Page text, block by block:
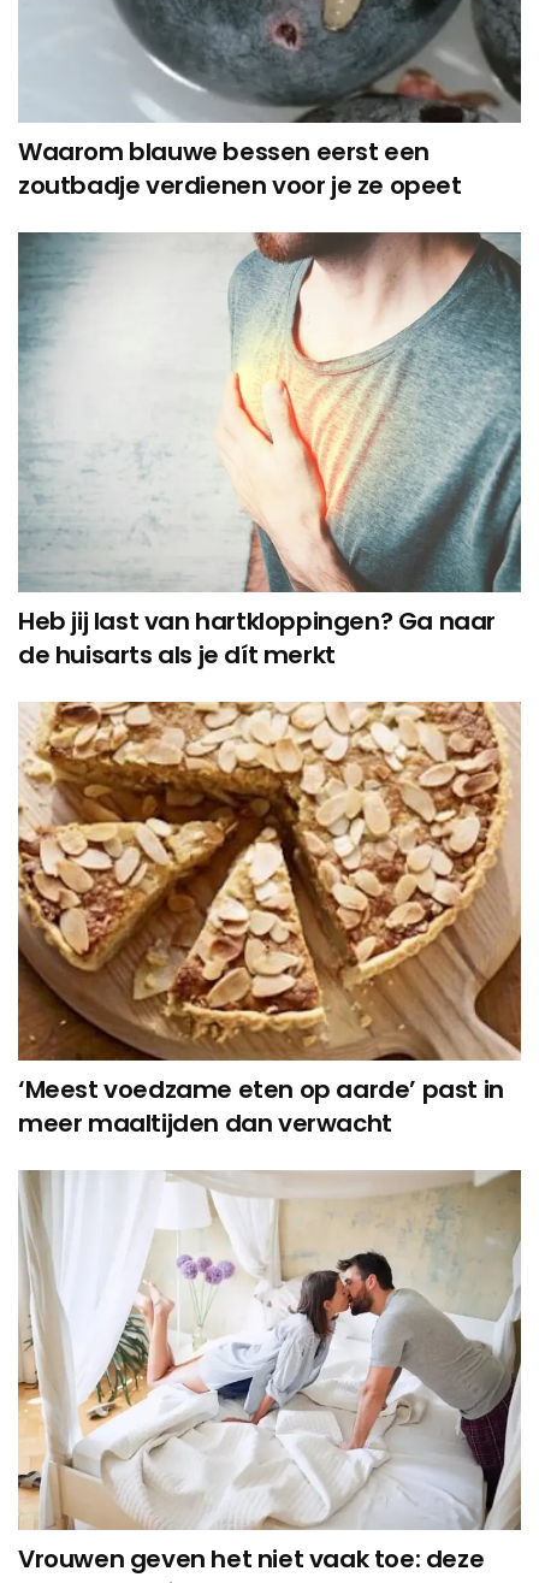
Waarom blauwe bessen eerst een
zoutbadje verdienen voor je ze opeet
Heb jij last van hartkloppingen? Ga naar
de huisarts als je dít merkt
‘Meest voedzame eten op aarde’ past in
meer maaltijden dan verwacht
Vrouwen geven het niet vaak toe: deze